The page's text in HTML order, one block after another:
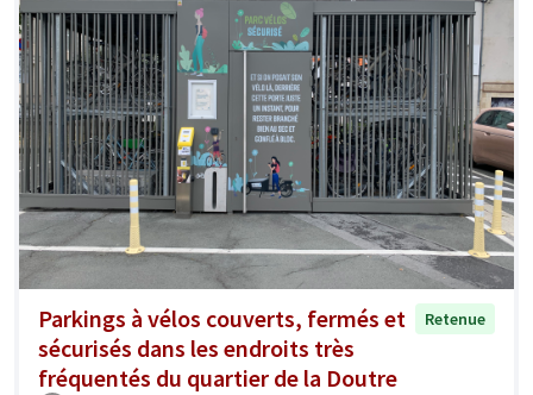
Parkings à vélos couverts, fermés et
sécurisés dans les endroits très
fréquentés du quartier de la Doutre
Retenue